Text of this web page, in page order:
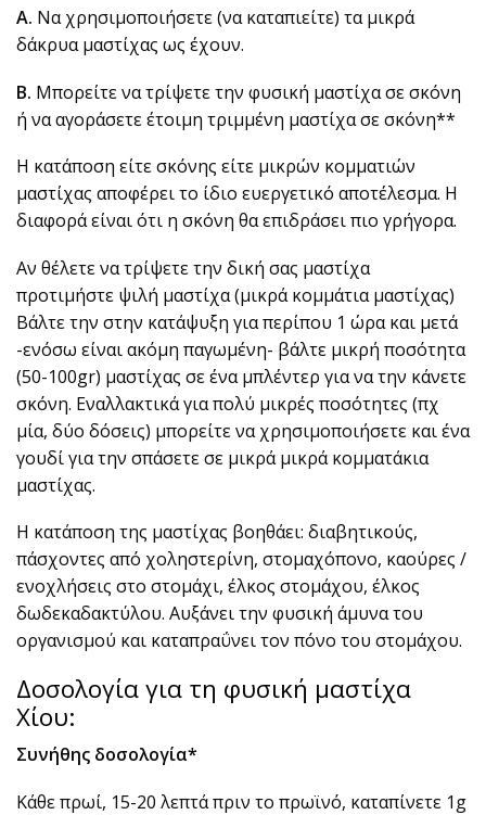
Α. Να χρησιμοποιήσετε (να καταπιείτε) τα μικρά
δάκρυα μαστίχας ως έχουν.
B. Μπορείτε να τρίψετε την φυσική μαστίχα σε σκόνη
ή να αγοράσετε έτοιμη τριμμένη μαστίχα σε σκόνη**
Η κατάποση είτε σκόνης είτε μικρών κομματιών
μαστίχας αποφέρει το ίδιο ευεργετικό αποτέλεσμα. Η
διαφορά είναι ότι η σκόνη θα επιδράσει πιο γρήγορα.
Αν θέλετε να τρίψετε την δική σας μαστίχα
προτιμήστε ψιλή μαστίχα (μικρά κομμάτια μαστίχας)
Βάλτε την στην κατάψυξη για περίπου 1 ώρα και μετά
-ενόσω είναι ακόμη παγωμένη- βάλτε μικρή ποσότητα
(50-100gr) μαστίχας σε ένα μπλέντερ για να την κάνετε
σκόνη. Εναλλακτικά για πολύ μικρές ποσότητες (πχ
μία, δύο δόσεις) μπορείτε να χρησιμοποιήσετε και ένα
γουδί για την σπάσετε σε μικρά μικρά κομματάκια
μαστίχας.
Η κατάποση της μαστίχας βοηθάει: διαβητικούς,
πάσχοντες από χοληστερίνη, στομαχόπονο, καούρες /
ενοχλήσεις στο στομάχι, έλκος στομάχου, έλκος
δωδεκαδακτύλου. Αυξάνει την φυσική άμυνα του
οργανισμού και καταπραΰνει τον πόνο του στομάχου.
Δοσολογία για τη φυσική μαστίχα
Χίου:
Συνήθης δοσολογία*
Κάθε πρωί, 15-20 λεπτά πριν το πρωϊνό, καταπίνετε 1g